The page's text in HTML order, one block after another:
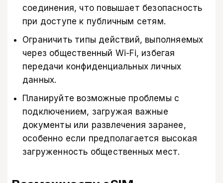
соединения, что повышает безопасность
при доступе к публичным сетям.
Ограничить типы действий, выполняемых
через общественный Wi-Fi, избегая
передачи конфиденциальных личных
данных.
Планируйте возможные проблемы с
подключением, загружая важные
документы или развлечения заранее,
особенно если предполагается высокая
загруженность общественных мест.